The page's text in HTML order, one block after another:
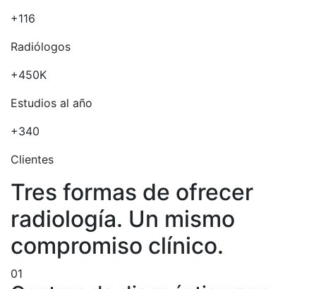
+116
Radiólogos
+450K
Estudios al año
+340
Clientes
Tres formas de ofrecer
radiología. Un mismo
compromiso clínico.
01